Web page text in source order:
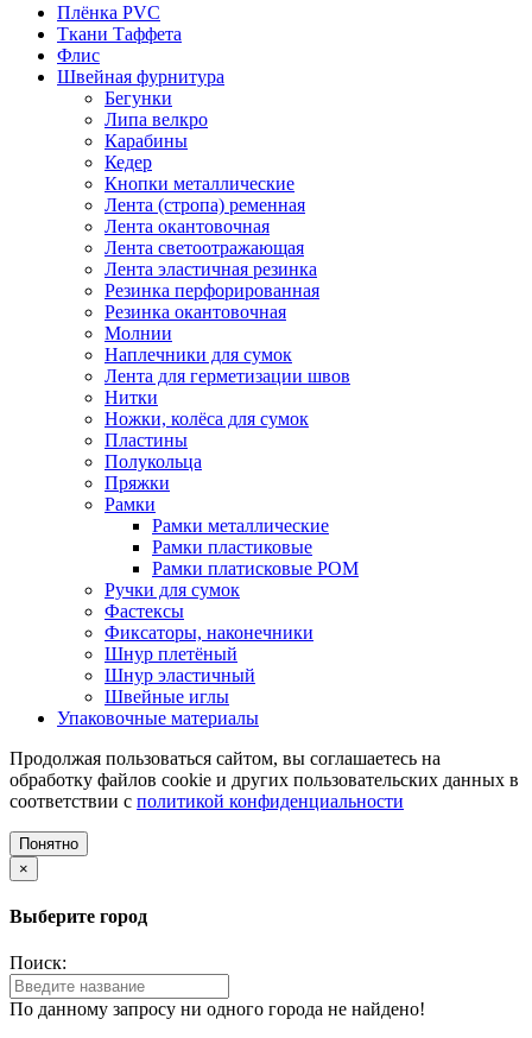
Плёнка PVC
Ткани Таффета
Флис
Швейная фурнитура
Бегунки
Липа велкро
Карабины
Кедер
Кнопки металлические
Лента (стропа) ременная
Лента окантовочная
Лента светоотражающая
Лента эластичная резинка
Резинка перфорированная
Резинка окантовочная
Молнии
Наплечники для сумок
Лента для герметизации швов
Нитки
Ножки, колёса для сумок
Пластины
Полукольца
Пряжки
Рамки
Рамки металлические
Рамки пластиковые
Рамки платисковые POM
Ручки для сумок
Фастексы
Фиксаторы, наконечники
Шнур плетёный
Шнур эластичный
Швейные иглы
Упаковочные материалы
Продолжая пользоваться сайтом, вы соглашаетесь на
обработку файлов cookie и других пользовательских данных в
соответствии с политикой конфиденциальности
Понятно
×
Выберите город
Поиск:
По данному запросу ни одного города не найдено!